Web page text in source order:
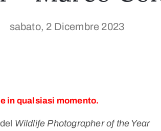
sabato, 2 Dicembre 2023
in qualsiasi momento.
Wildlife Photographer of the Year